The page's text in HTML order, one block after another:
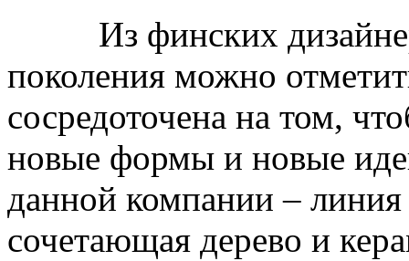
Из финских
поколения можно
сосредоточена на том,
новые формы и новые
данной компании –
сочетающая дерево и